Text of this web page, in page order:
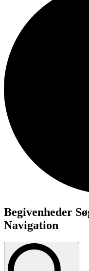
Begivenheder
Navigation